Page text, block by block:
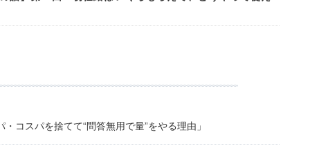
スパを捨てて“問答無用で量”をやる理由」